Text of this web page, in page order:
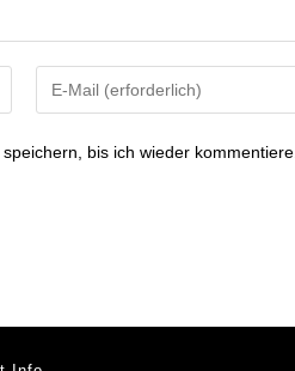
bis ich wieder kommentiere.